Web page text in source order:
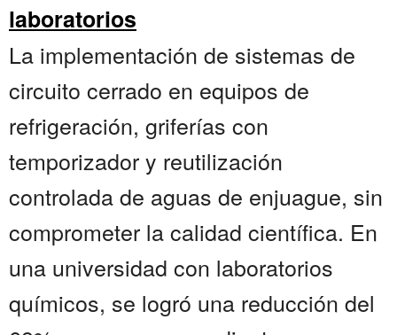
laboratorios
La implementación de sistemas de
circuito cerrado en equipos de
refrigeración, griferías con
temporizador y reutilización
controlada de aguas de enjuague, sin
comprometer la calidad científica. En
una universidad con laboratorios
químicos, se logró una reducción del